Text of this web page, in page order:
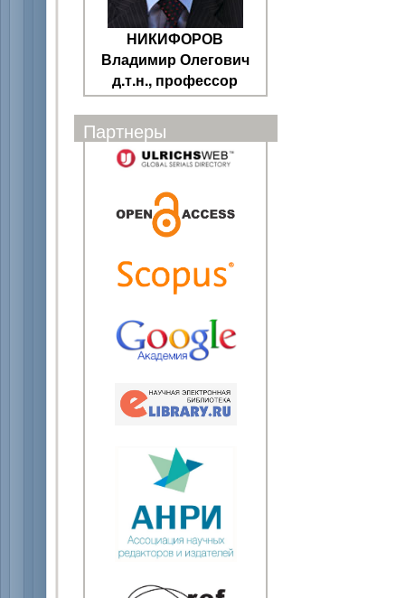
НИКИФОРОВ
Владимир Олегович
д.т.н., профессор
Партнеры